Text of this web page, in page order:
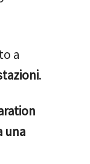
a
.
una